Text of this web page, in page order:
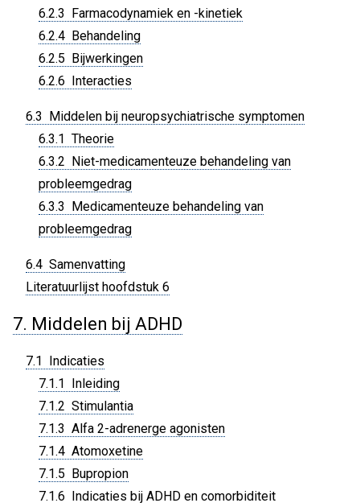
6.2.3 Farmacodynamiek en -kinetiek
6.2.4 Behandeling
6.2.5 Bijwerkingen
6.2.6 Interacties
6.3 Middelen bij neuropsychiatrische symptomen
6.3.1 Theorie
6.3.2 Niet-medicamenteuze behandeling van
probleemgedrag
6.3.3 Medicamenteuze behandeling van
probleemgedrag
6.4 Samenvatting
Literatuurlijst hoofdstuk 6
7. Middelen bij ADHD
7.1 Indicaties
7.1.1 Inleiding
7.1.2 Stimulantia
7.1.3 Alfa 2-adrenerge agonisten
7.1.4 Atomoxetine
7.1.5 Bupropion
7.1.6 Indicaties bij ADHD en comorbiditeit